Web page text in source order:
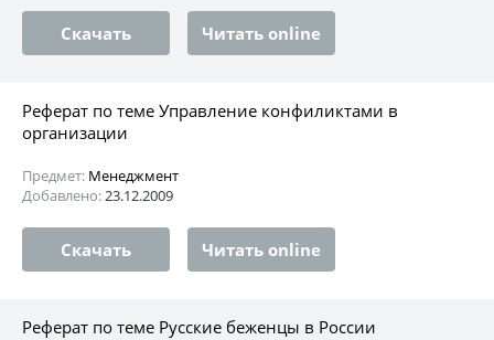
Скачать Читать online
Реферат по теме Управление конфиликтами в
организации
Предмет: Менеджмент
Добавлено:23.12.2009
Скачать Читать online
Реферат по теме Русские беженцы в России